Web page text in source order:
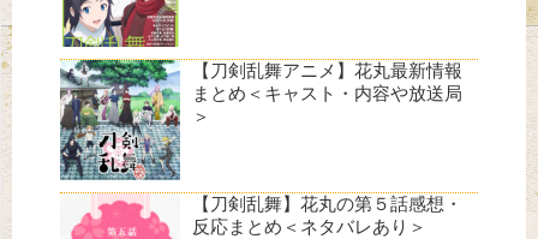
【刀剣乱舞アニメ】花丸最新情報
まとめ＜キャスト・内容や放送局
＞
【刀剣乱舞】花丸の第５話感想・
反応まとめ＜ネタバレあり＞